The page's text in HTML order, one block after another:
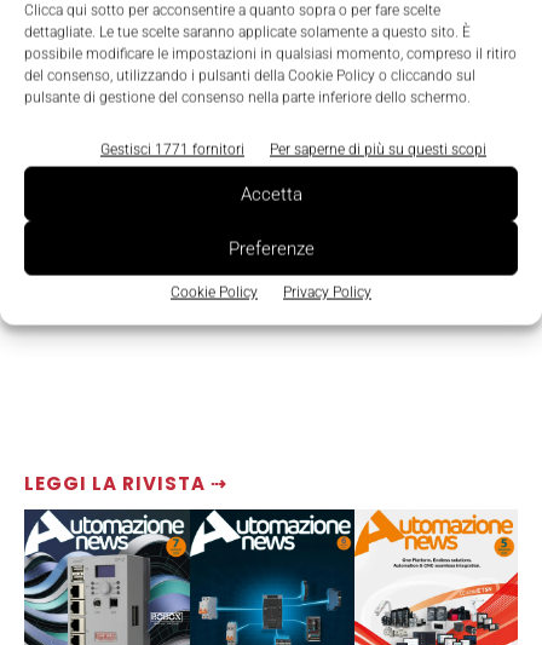
Clicca qui sotto per acconsentire a quanto sopra o per fare scelte
dettagliate. Le tue scelte saranno applicate solamente a questo sito. È
possibile modificare le impostazioni in qualsiasi momento, compreso il ritiro
del consenso, utilizzando i pulsanti della Cookie Policy o cliccando sul
pulsante di gestione del consenso nella parte inferiore dello schermo.
Gestisci 1771 fornitori Per saperne di più su questi scopi
Accetta
Preferenze
Cookie Policy Privacy Policy
LEGGI LA RIVISTA ⇢
TAGS Cloud ERP manufacturing MES SaaS